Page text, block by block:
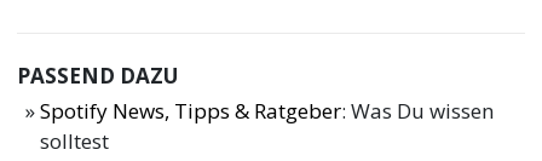
PASSEND DAZU
Spotify News, Tipps & Ratgeber: Was Du wissen
solltest